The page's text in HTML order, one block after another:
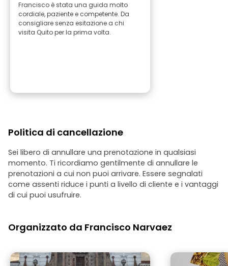
Francisco è stata una guida molto
cordiale, paziente e competente. Da
consigliare senza esitazione a chi
visita Quito per la prima volta.
Politica di cancellazione
Sei libero di annullare una prenotazione in qualsiasi
momento. Ti ricordiamo gentilmente di annullare le
prenotazioni a cui non puoi arrivare. Essere segnalati
come assenti riduce i punti a livello di cliente e i vantaggi
di cui puoi usufruire.
Organizzato da Francisco Narvaez